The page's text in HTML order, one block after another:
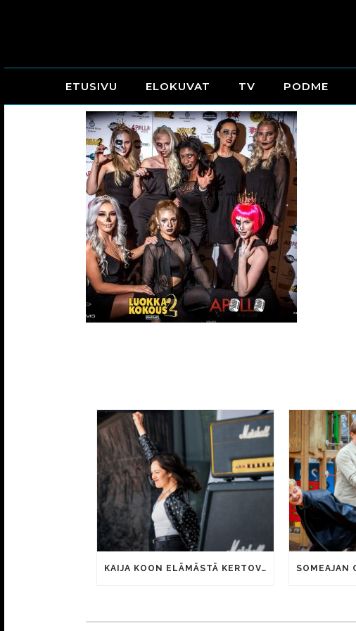
ETUSIVU ELOKUVAT TV PODME
KAIJA KOON ELÄMÄSTÄ KERTOVAN KAUNIS RIETAS ONNELLINEN -ELOKUVAN TRAILER JULKI